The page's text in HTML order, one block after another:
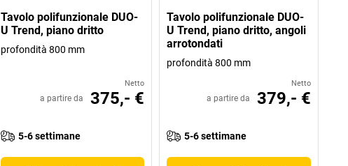
Tavolo polifunzionale DUO-
U Trend, piano dritto
profondità 800 mm
Netto
a partire da 375,- €
5-6 settimane
Tavolo polifunzionale DUO-
U Trend, piano dritto, angoli
arrotondati
profondità 800 mm
Netto
a partire da 379,- €
5-6 settimane